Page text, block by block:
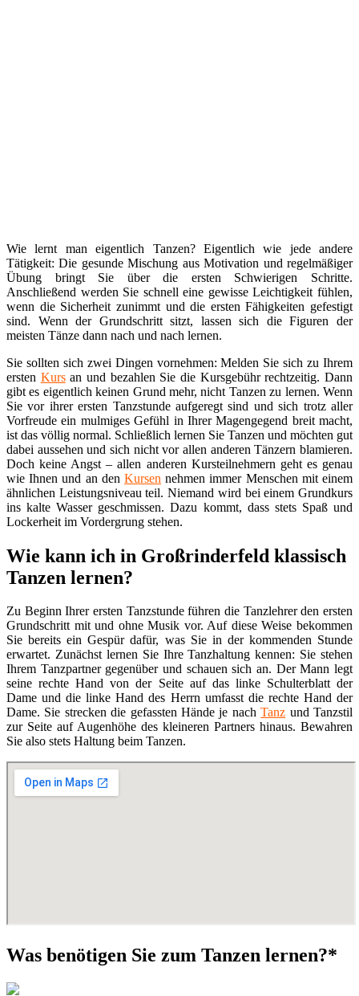
Wie lernt man eigentlich Tanzen? Eigentlich wie jede andere
Tätigkeit: Die gesunde Mischung aus Motivation und regelmäßiger
Übung bringt Sie über die ersten Schwierigen Schritte.
Anschließend werden Sie schnell eine gewisse Leichtigkeit fühlen,
wenn die Sicherheit zunimmt und die ersten Fähigkeiten gefestigt
sind. Wenn der Grundschritt sitzt, lassen sich die Figuren der
meisten Tänze dann nach und nach lernen.
Sie sollten sich zwei Dingen vornehmen: Melden Sie sich zu Ihrem
ersten Kursan und bezahlen Sie die Kursgebühr rechtzeitig. Dann
gibt es eigentlich keinen Grund mehr, nicht Tanzen zu lernen. Wenn
Sie vor ihrer ersten Tanzstunde aufgeregt sind und sich trotz aller
Vorfreude ein mulmiges Gefühl in Ihrer Magengegend breit macht,
ist das völlig normal. Schließlich lernen Sie Tanzen und möchten gut
dabei aussehen und sich nicht vor allen anderen Tänzern blamieren.
Doch keine Angst – allen anderen Kursteilnehmern geht es genau
wie Ihnen und an den Kursen nehmen immer Menschen mit einem
ähnlichen Leistungsniveau teil. Niemand wird bei einem Grundkurs
ins kalte Wasser geschmissen. Dazu kommt, dass stets Spaß und
Lockerheit im Vordergrung stehen.
Wie kann ich in Großrinderfeld klassisch
Tanzen lernen?
Zu Beginn Ihrer ersten Tanzstunde führen die Tanzlehrer den ersten
Grundschritt mit und ohne Musik vor. Auf diese Weise bekommen
Sie bereits ein Gespür dafür, was Sie in der kommenden Stunde
erwartet. Zunächst lernen Sie Ihre Tanzhaltung kennen: Sie stehen
Ihrem Tanzpartner gegenüber und schauen sich an. Der Mann legt
seine rechte Hand von der Seite auf das linke Schulterblatt der
Dame und die linke Hand des Herrn umfasst die rechte Hand der
Dame. Sie strecken die gefassten Hände je nachTanz und Tanzstil
zur Seite auf Augenhöhe des kleineren Partners hinaus. Bewahren
Sie also stets Haltung beim Tanzen.
Was benötigen Sie zum Tanzen lernen?*